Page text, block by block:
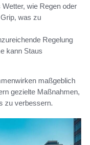
wie Regen oder
was zu
Regelung
kann Staus
maßgeblich
gezielte Maßnahmen,
zu verbessern.